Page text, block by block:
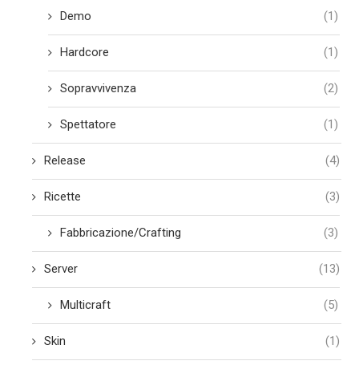
Demo (1)
Hardcore (1)
Sopravvivenza (2)
Spettatore (1)
Release (4)
Ricette (3)
Fabbricazione/Crafting (3)
Server (13)
Multicraft (5)
Skin (1)